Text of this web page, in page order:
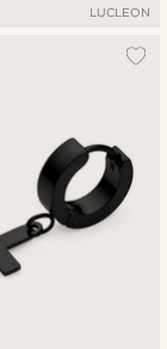
LUCLEON